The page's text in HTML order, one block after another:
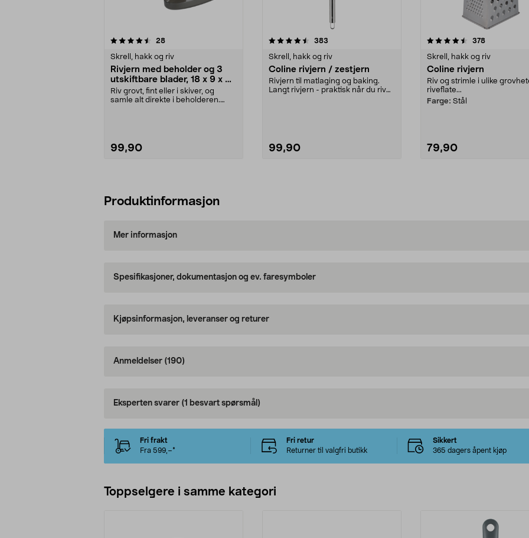
28anmeldelser
Skrell, hakk og riv
Rivjern med beholder og 3
utskiftbare blader, 18 x 9 x 6
cm
Riv grovt, fint eller i skiver, og
samle alt direkte i beholderen.
99,90
4.5av 5 stjerner 383
Skrell, hakk og riv
Coline rivjern / zestjern
Rivjern til matlaging og baking.
Langt rivjern - praktisk når du river
99,90
4.5av 5 stjerner 378anmeldelser
Skrell, hakk og riv
Coline rivjern
Riv og strimle i ulike
riveflate...
Farge: Stål
79,90
Produktinformasjon
Mer informasjon
Spesifikasjoner, dokumentasjon og ev. faresymboler
Kjøpsinformasjon, leveranser og returer
Anmeldelser (190)
Eksperten svarer (1 besvart spørsmål)
Fri frakt
Fra 599,–*
Fri retur
Returner til valgfri butikk
Sikkert
365 dagers åpent kjøp
Toppselgere i samme kategori